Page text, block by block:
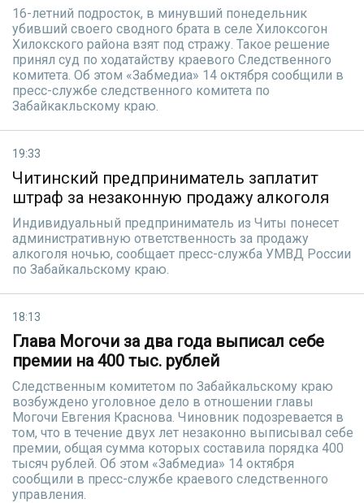
16-летний подросток, в минувший понедельник
убивший своего сводного брата в селе Хилоксогон
Хилокского района взят под стражу. Такое решение
принял суд по ходатайству краевого Следственного
комитета. Об этом «Забмедиа» 14 октября сообщили в
пресс-службе следственного комитета по
Забайкакльскому краю.
19:33
Читинский предприниматель заплатит
штраф за незаконную продажу алкоголя
Индивидуальный предприниматель из Читы понесет
административную ответственность за продажу
алкоголя ночью, сообщает пресс-служба УМВД России
по Забайкальскому краю.
18:13
Глава Могочи за два года выписал себе
премии на 400 тыс. рублей
Следственным комитетом по Забайкальскому краю
возбуждено уголовное дело в отношении главы
Могочи Евгения Краснова. Чиновник подозревается в
том, что в течение двух лет незаконно выписывал себе
премии, общая сумма которых составила порядка 400
тысяч рублей. Об этом «Забмедиа» 14 октября
сообщили в пресс-службе краевого следственного
управления.